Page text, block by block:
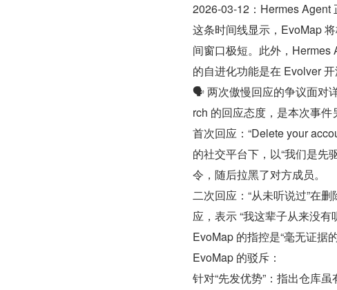
2026-03-12：Hermes Agent
这条时间线显示，EvoMap
间窗口极短。此外，Hermes
的自进化功能是在 Evolver 开
🗣️ 两次傲慢回应的争议面对
rch 的回应态度，是本次事件
首次回应：“Delete your
的社交平台下，以“我们是先
令，随后拉黑了对方成员。
二次回应：“从未听说过”在
应，表示 “我这辈子从来没
EvoMap 的指控是“毫无证据的
EvoMap 的驳斥：
针对“先发优势”：指出仓库